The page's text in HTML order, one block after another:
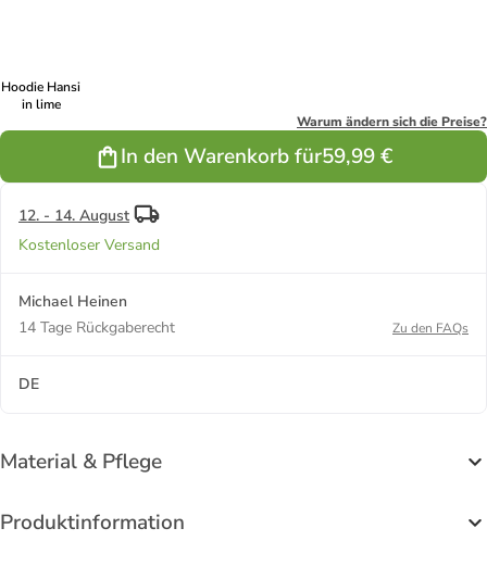
Hoodie Hansi
in lime
Warum ändern sich die Preise?
In den Warenkorb für59,99 €
12. - 14. August
Kostenloser Versand
Michael Heinen
14 Tage Rückgaberecht
Zu den FAQs
DE
Material & Pflege
Produktinformation